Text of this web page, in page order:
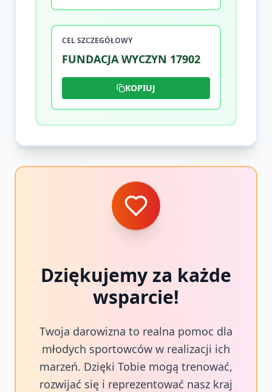
CEL SZCZEGÓŁOWY
FUNDACJA WYCZYN 17902
KOPIUJ
Dziękujemy za każde
wsparcie!
Twoja darowizna to realna pomoc dla
młodych sportowców w realizacji ich
marzeń. Dzięki Tobie mogą trenować,
rozwijać się i reprezentować nasz kraj